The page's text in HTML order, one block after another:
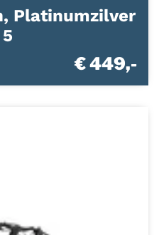
Platinumzilver
€ 449,-